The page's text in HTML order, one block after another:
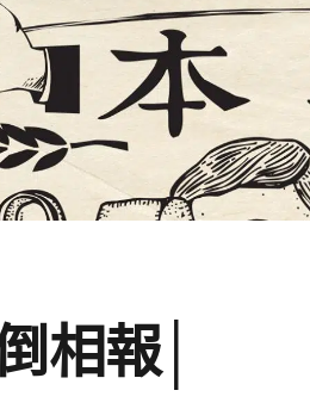
相報│